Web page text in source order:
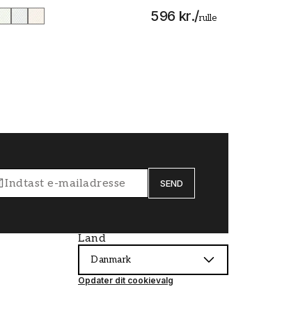
596 kr./rulle
SEND
Land
Danmark
Opdater dit cookievalg